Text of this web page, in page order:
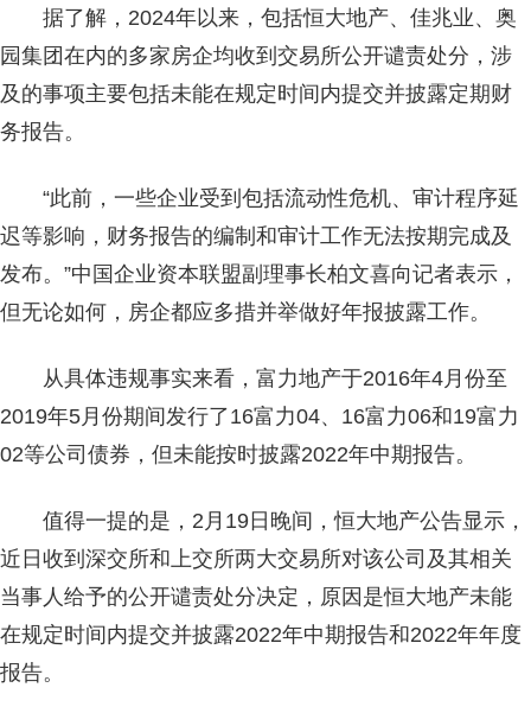
据了解，2024年以来，包括恒大地产、佳兆业、奥
园集团在内的多家房企均收到交易所公开谴责处分，涉
及的事项主要包括未能在规定时间内提交并披露定期财
务报告。
“此前，一些企业受到包括流动性危机、审计程序延
迟等影响，财务报告的编制和审计工作无法按期完成及
发布。”中国企业资本联盟副理事长柏文喜向记者表示，
但无论如何，房企都应多措并举做好年报披露工作。
从具体违规事实来看，富力地产于2016年4月份至
2019年5月份期间发行了16富力04、16富力06和19富力
02等公司债券，但未能按时披露2022年中期报告。
值得一提的是，2月19日晚间，恒大地产公告显示，
近日收到深交所和上交所两大交易所对该公司及其相关
当事人给予的公开谴责处分决定，原因是恒大地产未能
在规定时间内提交并披露2022年中期报告和2022年年度
报告。